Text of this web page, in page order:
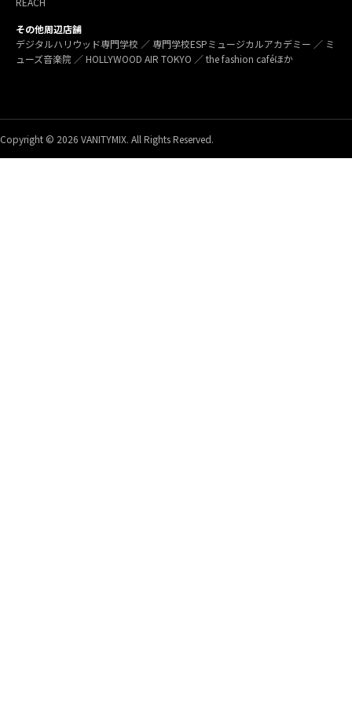
その他周辺店舗
デジタルハリウッド専門学校 ／ 専門学校ESPミュージカルアカデミー ／ ミ
ューズ音楽院 ／ HOLLYWOOD AIR TOKYO ／ the fashion caféほか
Copyright © 2026 VANITYMIX. All Rights Reserved.